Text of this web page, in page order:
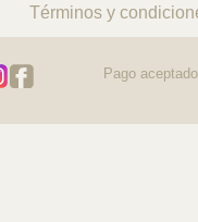
Términos y
Pago